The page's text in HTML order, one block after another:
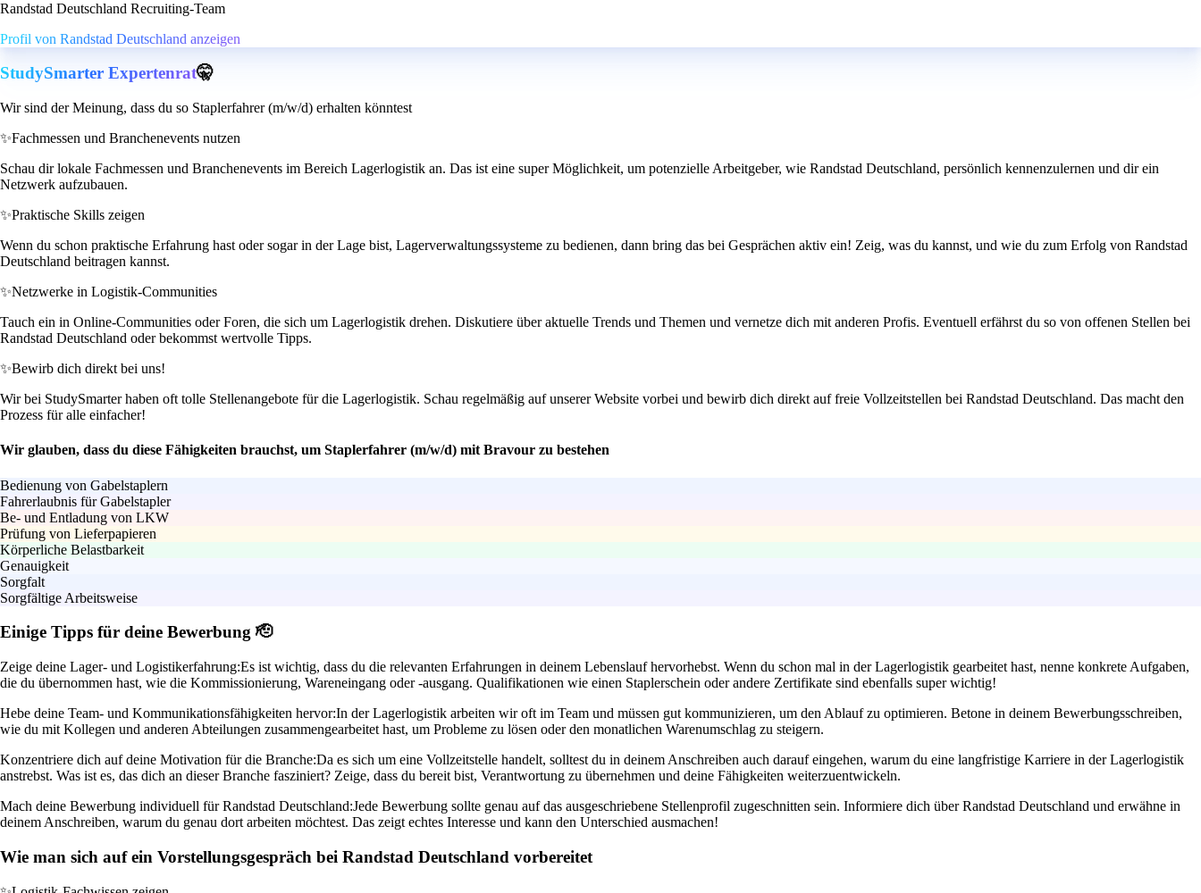
Randstad Deutschland Recruiting-Team
Profil von Randstad Deutschland anzeigen
StudySmarter Expertenrat🤫
Wir sind der Meinung, dass du so Staplerfahrer (m/w/d) erhalten könntest
✨Fachmessen und Branchenevents nutzen
Schau dir lokale Fachmessen und Branchenevents im Bereich Lagerlogistik an. Das ist eine super Möglichkeit, um potenzielle Arbeitgeber, wie Randstad Deutschland, persönlich kennenzulernen und dir ein
Netzwerk aufzubauen.
✨Praktische Skills zeigen
Wenn du schon praktische Erfahrung hast oder sogar in der Lage bist, Lagerverwaltungssysteme zu bedienen, dann bring das bei Gesprächen aktiv ein! Zeig, was du kannst, und wie du zum Erfolg von Randstad
Deutschland beitragen kannst.
✨Netzwerke in Logistik-Communities
Tauch ein in Online-Communities oder Foren, die sich um Lagerlogistik drehen. Diskutiere über aktuelle Trends und Themen und vernetze dich mit anderen Profis. Eventuell erfährst du so von offenen Stellen bei
Randstad Deutschland oder bekommst wertvolle Tipps.
✨Bewirb dich direkt bei uns!
Wir bei StudySmarter haben oft tolle Stellenangebote für die Lagerlogistik. Schau regelmäßig auf unserer Website vorbei und bewirb dich direkt auf freie Vollzeitstellen bei Randstad Deutschland. Das macht den
Prozess für alle einfacher!
Wir glauben, dass du diese Fähigkeiten brauchst, um Staplerfahrer (m/w/d) mit Bravour zu bestehen
Bedienung von Gabelstaplern
Fahrerlaubnis für Gabelstapler
Be- und Entladung von LKW
Prüfung von Lieferpapieren
Körperliche Belastbarkeit
Genauigkeit
Sorgfalt
Sorgfältige Arbeitsweise
Einige Tipps für deine Bewerbung 🫡
Zeige deine Lager- und Logistikerfahrung:Es ist wichtig, dass du die relevanten Erfahrungen in deinem Lebenslauf hervorhebst. Wenn du schon mal in der Lagerlogistik gearbeitet hast, nenne konkrete Aufgaben,
die du übernommen hast, wie die Kommissionierung, Wareneingang oder -ausgang. Qualifikationen wie einen Staplerschein oder andere Zertifikate sind ebenfalls super wichtig!
Hebe deine Team- und Kommunikationsfähigkeiten hervor:In der Lagerlogistik arbeiten wir oft im Team und müssen gut kommunizieren, um den Ablauf zu optimieren. Betone in deinem Bewerbungsschreiben,
wie du mit Kollegen und anderen Abteilungen zusammengearbeitet hast, um Probleme zu lösen oder den monatlichen Warenumschlag zu steigern.
Konzentriere dich auf deine Motivation für die Branche:Da es sich um eine Vollzeitstelle handelt, solltest du in deinem Anschreiben auch darauf eingehen, warum du eine langfristige Karriere in der Lagerlogistik
anstrebst. Was ist es, das dich an dieser Branche fasziniert? Zeige, dass du bereit bist, Verantwortung zu übernehmen und deine Fähigkeiten weiterzuentwickeln.
Mach deine Bewerbung individuell für Randstad Deutschland:Jede Bewerbung sollte genau auf das ausgeschriebene Stellenprofil zugeschnitten sein. Informiere dich über Randstad Deutschland und erwähne in
deinem Anschreiben, warum du genau dort arbeiten möchtest. Das zeigt echtes Interesse und kann den Unterschied ausmachen!
Wie man sich auf ein Vorstellungsgespräch bei Randstad Deutschland vorbereitet